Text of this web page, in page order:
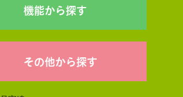
機能から探す
その他から探す